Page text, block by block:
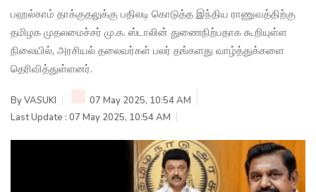
பஹல்காம் தாக்குதலுக்கு பதிலடி கொடுத்த இந்திய ராணுவத்திற்கு
தமிழக முதலமைச்சர் மு.க. ஸ்டாலின் துணைநிற்பதாக கூறியுள்ள
நிலையில், அரசியல் தலைவர்கள் பலர் தங்களது வாழ்த்துக்களை
தெரிவித்துள்ளனர்.
ByVASUKI
07 May 2025, 10:54 AM
Last Update : 07 May 2025, 10:54 AM